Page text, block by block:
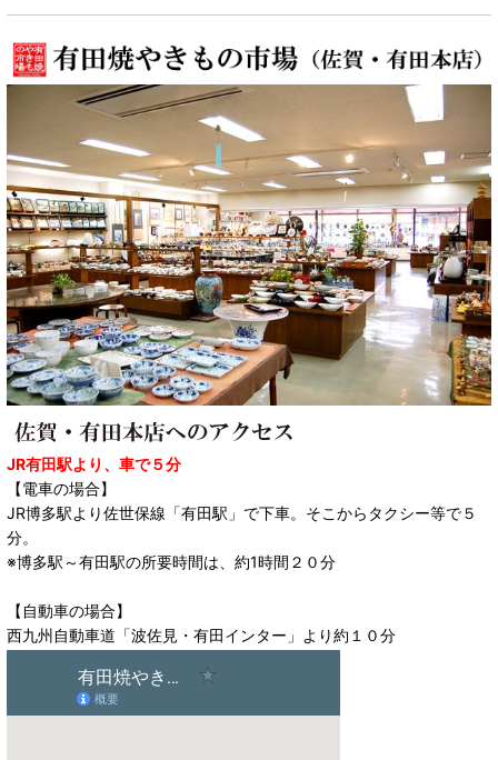
JR有田駅より、車で５分
【電車の場合】
JR博多駅より佐世保線「有田駅」で下車。そこからタクシー等で５
分。
※博多駅～有田駅の所要時間は、約1時間２０分
【自動車の場合】
西九州自動車道「波佐見・有田インター」より約１０分